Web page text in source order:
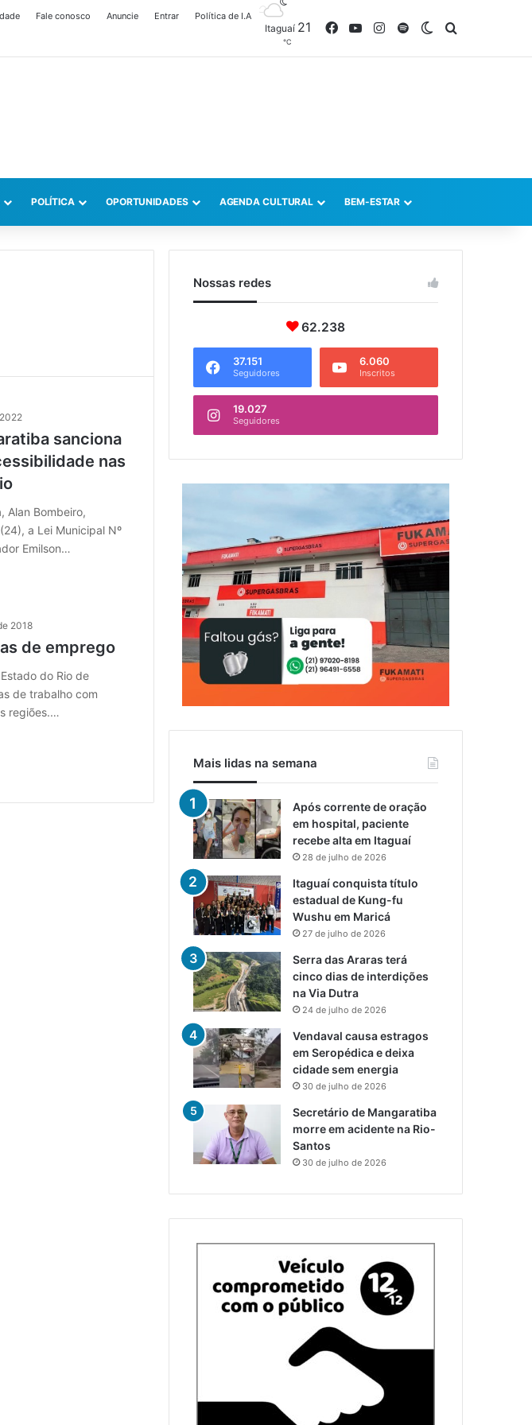
Fale conosco Anuncie Entrar Política de I.A
Itaguaí 21
℃
FacebookYouTubeInstagram
SpotifySwitch skin
POLÍTICA OPORTUNIDADES AGENDA CULTURAL BEM-ESTAR
sanciona
nas
Alan Bombeiro,
a Lei Municipal Nº
Emilson…
2018
de emprego
do Rio de
de trabalho com
regiões.…
Nossas redes
62.238
37.151
Seguidores
6.060
Inscritos
19.027
Seguidores
Mais lidas na semana
Após corrente de oração
em hospital, paciente
recebe alta em Itaguaí
28 de julho de 2026
Itaguaí conquista título
estadual de Kung-fu
Wushu em Maricá
27 de julho de 2026
Serra das Araras terá
cinco dias de interdições
na Via Dutra
24 de julho de 2026
Vendaval causa estragos
em Seropédica e deixa
cidade sem energia
30 de julho de 2026
Secretário de Mangaratiba
morre em acidente na Rio-
Santos
30 de julho de 2026